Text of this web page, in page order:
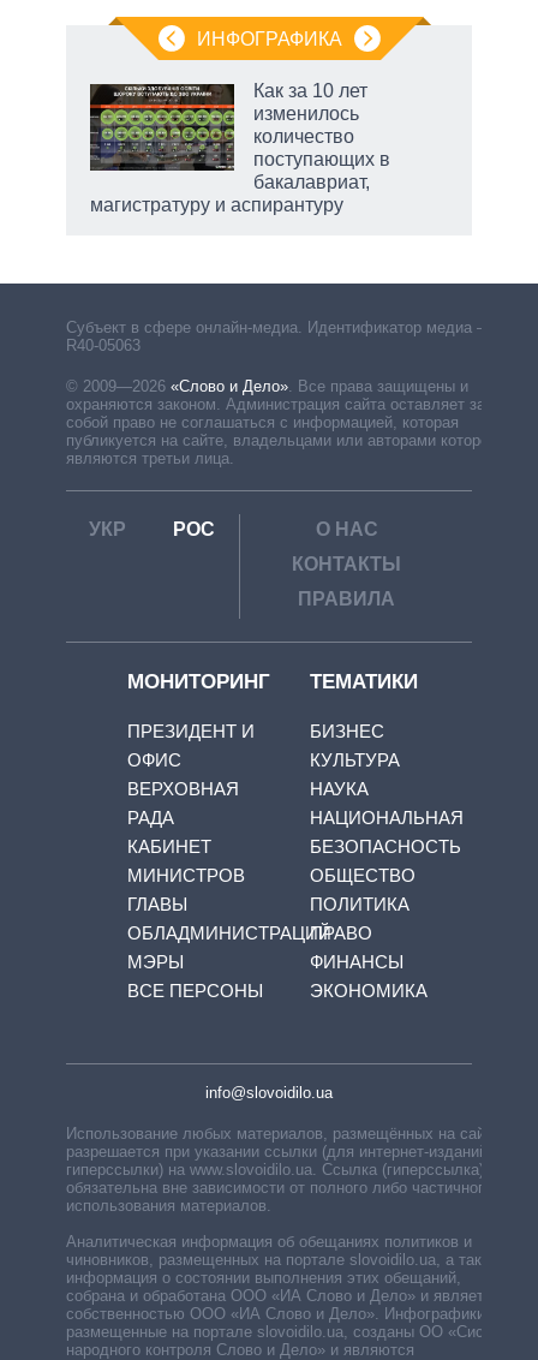
ИНФОГРАФИКА
Как за 10 лет
изменилось
количество
поступающих в
бакалавриат,
магистратуру и аспирантуру
Субъект в сфере онлайн-медиа. Идентификатор медиа –
R40-05063
© 2009—2026 «Слово и Дело» Все права защищены и
охраняются законом. Администрация сайта оставляет за
собой право не соглашаться с информацией, которая
публикуется на сайте, владельцами или авторами которой
являются третьи лица.
УКР РОС
О НАС
КОНТАКТЫ
ПРАВИЛА
МОНИТОРИНГ
ПРЕЗИДЕНТ И
ОФИС
ВЕРХОВНАЯ
РАДА
КАБИНЕТ
МИНИСТРОВ
ГЛАВЫ
ОБЛАДМИНИСТРАЦИЙ
МЭРЫ
ВСЕ ПЕРСОНЫ
ТЕМАТИКИ
БИЗНЕС
КУЛЬТУРА
НАУКА
НАЦИОНАЛЬНАЯ
БЕЗОПАСНОСТЬ
ОБЩЕСТВО
ПОЛИТИКА
ПРАВО
ФИНАНСЫ
ЭКОНОМИКА
info@slovoidilo.ua
Использование любых материалов, размещённых на сайте,
разрешается при указании ссылки (для интернет-изданий —
гиперссылки) на www.slovoidilo.ua. Ссылка (гиперссылка)
обязательна вне зависимости от полного либо частичного
использования материалов.
Аналитическая информация об обещаниях политиков и
чиновников, размещенных на портале slovoidilo.ua, а также
информация о состоянии выполнения этих обещаний,
собрана и обработана ООО «ИА Слово и Дело» и является
собственностью ООО «ИА Слово и Дело». Инфографики,
размещенные на портале slovoidilo.ua, созданы ОО «Система
народного контроля Слово и Дело» и являются